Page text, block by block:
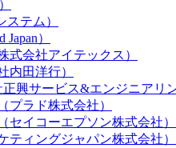
ステム）
）
式会社アイテックス）
内田洋行）
興サービス&エンジニアリン
プラド株式会社）
セイコーエプソン株式会社）
ティングジャパン株式会社）